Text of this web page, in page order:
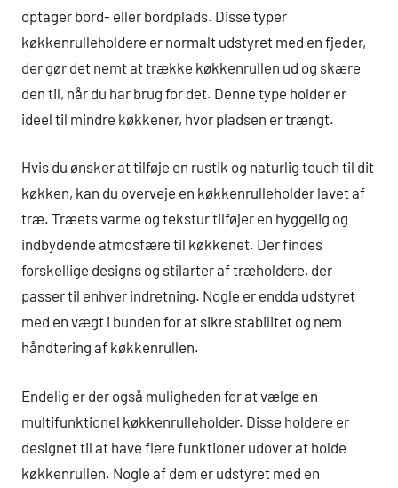
optager bord- eller bordplads. Disse typer
køkkenrulleholdere er normalt udstyret med en fjeder,
der gør det nemt at trække køkkenrullen ud og skære
den til, når du har brug for det. Denne type holder er
ideel til mindre køkkener, hvor pladsen er trængt.
Hvis du ønsker at tilføje en rustik og naturlig touch til dit
køkken, kan du overveje en køkkenrulleholder lavet af
træ. Træets varme og tekstur tilføjer en hyggelig og
indbydende atmosfære til køkkenet. Der findes
forskellige designs og stilarter af træholdere, der
passer til enhver indretning. Nogle er endda udstyret
med en vægt i bunden for at sikre stabilitet og nem
håndtering af køkkenrullen.
Endelig er der også muligheden for at vælge en
multifunktionel køkkenrulleholder. Disse holdere er
designet til at have flere funktioner udover at holde
køkkenrullen. Nogle af dem er udstyret med en